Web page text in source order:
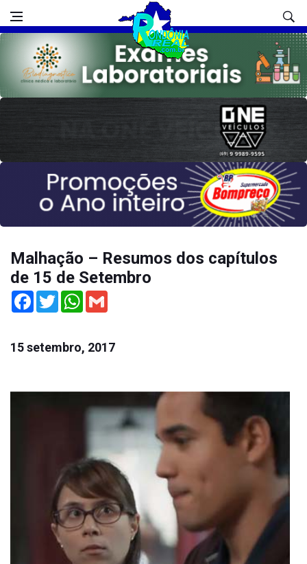
Malhação – Resumos dos capítulos
de 15 de Setembro
Facebook
TwitterWhatsApp
15 setembro, 2017